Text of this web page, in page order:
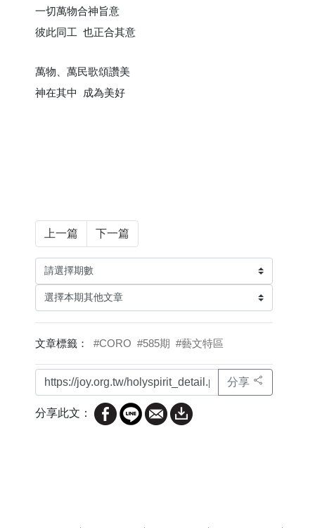
一切萬物合神旨意
彼此同工 也正合其意
萬物、萬民歌頌讚美
神在其中 成為美好
上一篇 下一篇
文章標籤： #CORO #585期 #藝文特區
分享
分享此文：